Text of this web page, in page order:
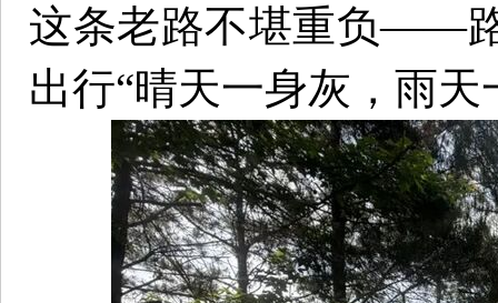
这条老路不堪重负——
出行“晴天一身灰，雨